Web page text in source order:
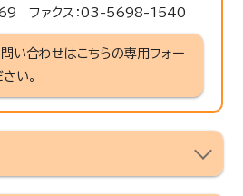
ファクス：03-5698-1540
い合わせはこちらの専用フォー
い。